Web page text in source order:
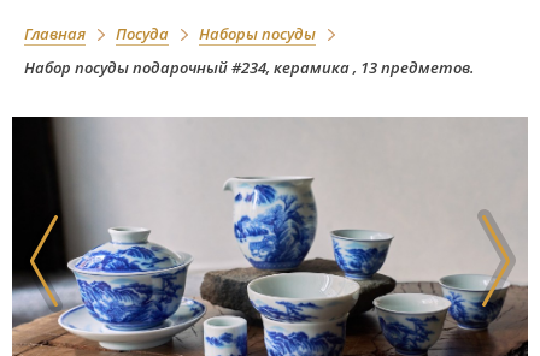
Главная Посуда
Наборы посуды
Набор посуды подарочный #234, керамика , 13 предметов.
Набор посуды подарочный #234,
керамика , 13 предметов.